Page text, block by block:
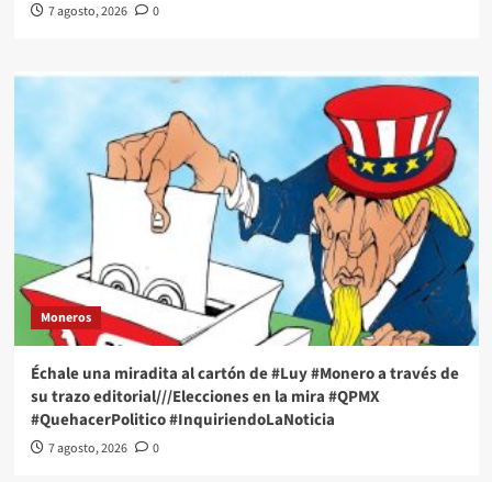
7 agosto, 2026 0
Moneros
Échale una miradita al cartón de #Luy #Monero a través de
su trazo editorial///Elecciones en la mira #QPMX
#QuehacerPolitico #InquiriendoLaNoticia
7 agosto, 2026 0